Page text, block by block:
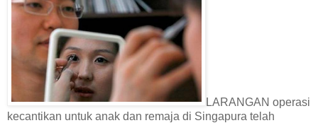
LARANGAN operasi
kecantikan untuk anak dan remaja di Singapura telah